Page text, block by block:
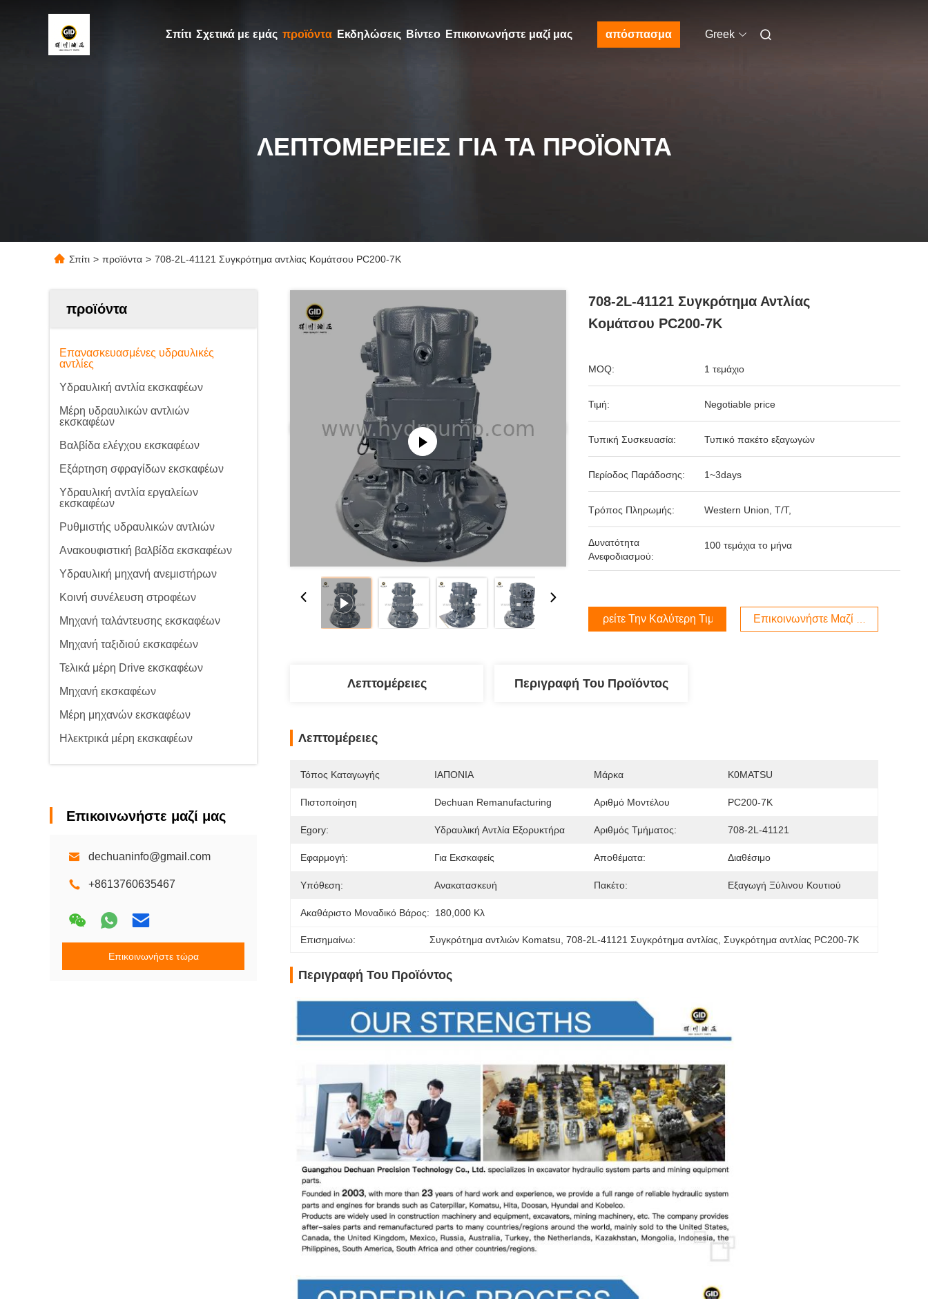
Σπίτι Σχετικά με εμάς προϊόντα Εκδηλώσεις Βίντεο Επικοινωνήστε μαζί μας απόσπασμα Greek
ΛΕΠΤΟΜΈΡΕΙΕΣ ΓΙΑ ΤΑ ΠΡΟΪΌΝΤΑ
Σπίτι > προϊόντα > 708-2L-41121 Συγκρότημα αντλίας Κομάτσου PC200-7K
προϊόντα
Επανασκευασμένες υδραυλικές
αντλίες
Υδραυλική αντλία εκσκαφέων
Μέρη υδραυλικών αντλιών
εκσκαφέων
Βαλβίδα ελέγχου εκσκαφέων
Εξάρτηση σφραγίδων εκσκαφέων
Υδραυλική αντλία εργαλείων
εκσκαφέων
Ρυθμιστής υδραυλικών αντλιών
Ανακουφιστική βαλβίδα εκσκαφέων
Υδραυλική μηχανή ανεμιστήρων
Κοινή συνέλευση στροφέων
Μηχανή ταλάντευσης εκσκαφέων
Μηχανή ταξιδιού εκσκαφέων
Τελικά μέρη Drive εκσκαφέων
Μηχανή εκσκαφέων
Μέρη μηχανών εκσκαφέων
Ηλεκτρικά μέρη εκσκαφέων
Επικοινωνήστε μαζί μας
dechuaninfo@gmail.com
+8613760635467
Επικοινωνήστε τώρα
708-2L-41121 Συγκρότημα Αντλίας
Κομάτσου PC200-7K
MOQ: 1 τεμάχιο
Τιμή: Negotiable price
Τυπική Συσκευασία: Τυπικό πακέτο εξαγωγών
Περίοδος Παράδοσης: 1~3days
Τρόπος Πληρωμής: Western Union, T/T,
Δυνατότητα
Ανεφοδιασμού:
100 τεμάχια το μήνα
Βρείτε Την Καλύτερη Τιμή Επικοινωνήστε Μαζί Μας
Λεπτομέρειες Περιγραφή Του Προϊόντος
Λεπτομέρειες
Τόπος Καταγωγής ΙΑΠΟΝΙΑ Μάρκα K0MATSU
Πιστοποίηση Dechuan Remanufacturing Αριθμό Μοντέλου PC200-7K
Egory: Υδραυλική Αντλία Εξορυκτήρα Αριθμός Τμήματος: 708-2L-41121
Εφαρμογή: Για Εκσκαφείς Αποθέματα: Διαθέσιμο
Υπόθεση: Ανακατασκευή Πακέτο: Εξαγωγή Ξύλινου Κουτιού
Ακαθάριστο Μοναδικό Βάρος: 180,000 Κλ
Επισημαίνω: Συγκρότημα αντλιών Komatsu , 708-2L-41121 Συγκρότημα αντλίας , Συγκρότημα αντλίας PC200-7K
Περιγραφή Του Προϊόντος